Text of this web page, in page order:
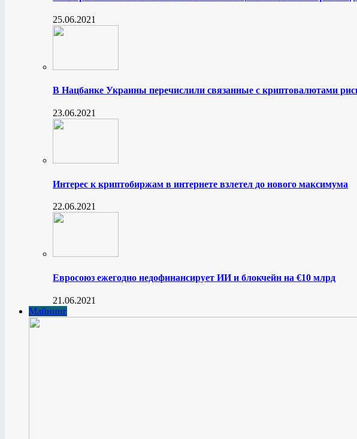
25.06.2021
В Нацбанке Украины перечислили связанные с криптовалютами
23.06.2021
Интерес к криптобиржам в интернете взлетел до нового максимума
22.06.2021
Евросоюз ежегодно недофинансирует ИИ и блокчейн на €10 млрд
21.06.2021
Майнинг